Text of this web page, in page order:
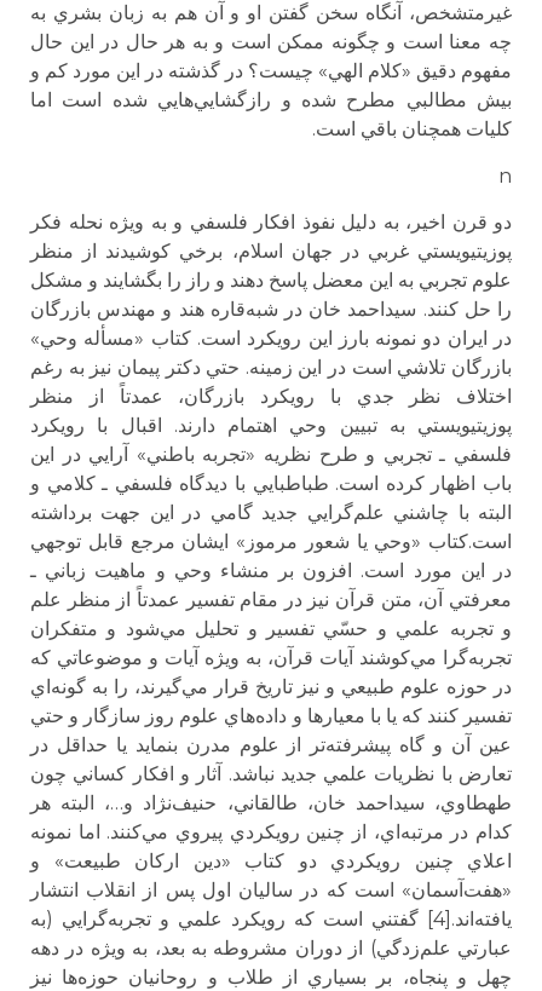
غيرمتشخص، آنگاه سخن گفتن او و آن هم به زبان بشري به
چه معنا است و چگونه ممكن است و به هر حال در اين حال
مفهوم دقيق «كلام الهي» چيست؟ در گذشته در اين مورد كم و
بيش مطالبي مطرح شده و رازگشايي‌هايي شده است اما
كليات همچنان باقي است.
n
دو قرن اخير، به دليل نفوذ افكار فلسفي و به ويژه نحله فكر
پوزيتيويستي غربي در جهان اسلام، برخي كوشيدند از منظر
علوم تجربي به اين معضل پاسخ دهند و راز را بگشايند و مشكل
را حل كنند. سيداحمد خان در شبه‌قاره هند و مهندس بازرگان
در ايران دو نمونه بارز اين رويكرد است. كتاب «مسأله وحي»
بازرگان تلاشي است در اين زمينه. حتي دكتر پيمان نيز به رغم
اختلاف نظر جدي با رويكرد بازرگان،‌ عمدتاً از منظر
پوزيتيويستي به تبيين وحي اهتمام دارند. اقبال با رويكرد
فلسفي ـ تجربي و طرح نظريه «تجربه باطني» آرايي در اين
باب اظهار كرده است. طباطبايي با ديدگاه فلسفي ـ كلامي و
البته با چاشني علم‌گرايي جديد گامي در اين جهت برداشته
است.كتاب «وحي يا شعور مرموز» ايشان مرجع قابل توجهي
در اين مورد است. افزون بر منشاء وحي و ماهيت زباني ـ
معرفتي آن، متن قرآن نيز در مقام تفسير عمدتاً از منظر علم
و تجربه علمي و حسّي تفسير و تحليل مي‌شود و متفكران
تجربه‌گرا مي‌كوشند آيات قرآن، به ويژه آيات و موضوعاتي كه
در حوزه علوم طبيعي و نيز تاريخ قرار مي‌گيرند، را به گونه‌اي
تفسير كنند كه يا با معيارها و داده‌هاي علوم روز سازگار و حتي
عين آن و گاه پيشرفته‌تر از علوم مدرن بنمايد يا حداقل در
تعارض با نظريات علمي جديد نباشد. آثار و افكار كساني چون
طهطاوي، سيداحمد خان،‌ طالقاني، حنيف‌نژاد و…، البته هر
كدام در مرتبه‌اي،‌ از چنين رويكردي پيروي مي‌كنند. اما نمونه
اعلاي چنين رويكردي دو كتاب «دين اركان طبيعت» و
«هفت‌آسمان» است كه در ساليان اول پس از انقلاب انتشار
يافته‌اند.[4] گفتني است كه رويكرد علمي و تجربه‌گرايي (به
عبارتي علم‌زدگي) از دوران مشروطه به بعد، به ويژه در دهه
چهل و پنجاه،‌ بر بسياري از طلاب و روحانيان حوزه‌ها نيز